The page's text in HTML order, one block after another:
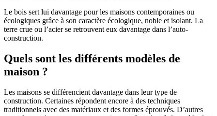
Le bois sert lui davantage pour les maisons contemporaines ou
écologiques grâce à son caractère écologique, noble et isolant. La
terre crue ou l’acier se retrouvent eux davantage dans l’auto-
construction.
Quels sont les différents modèles de
maison ?
Les maisons se différencient davantage dans leur type de
construction. Certaines répondent encore à des techniques
traditionnels avec des matériaux et des formes éprouvés. D’autres